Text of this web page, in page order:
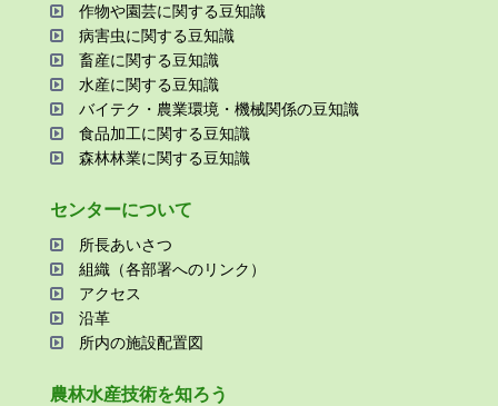
作物や園芸に関する⾖知識
病害⾍に関する⾖知識
畜産に関する⾖知識
⽔産に関する⾖知識
バイテク・農業環境・機械関係の⾖知識
⾷品加⼯に関する⾖知識
森林林業に関する⾖知識
センターについて
所⻑あいさつ
組織（各部署へのリンク）
アクセス
沿⾰
所内の施設配置図
農林⽔産技術を知ろう